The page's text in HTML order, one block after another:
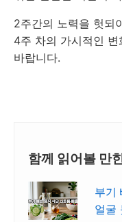
2주간의 노력을 헛되
4주 차의 가시적인
바랍니다.
함께 읽어볼 만
부기
얼굴